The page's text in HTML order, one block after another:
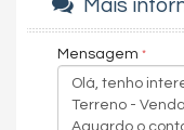
toda a família.
Ideal para quem
valorização.
Mais
Mensagem